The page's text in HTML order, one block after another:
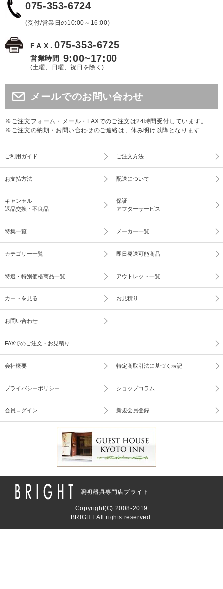
075-353-6724
(受付/営業日の10:00～16:00)
FAX.075-353-6725
営業時間 9:00~17:00
(土曜、日曜、祝日を除く)
メールでのお問い合わせ
※ご注文フォーム・メール・FAXでのご注文は24時間受付しています。
※ご注文の納期・お問い合わせのご連絡は、休み明け以降となります
ご利用ガイド ご注文方法
お支払方法 配送について
キャンセル
返品交換・不良品
保証
アフターサービス
特集一覧 メーカー一覧
カテゴリー一覧 即日発送可能商品
特選・特別価格商品一覧 アウトレット一覧
カートを見る お見積り
お問い合わせ
FAXでのご注文・お見積り
会社概要 特定商取引法に基づく表記
プライバシーポリシー ショップコラム
会員ログイン 新規会員登録
照明器具専門店ブライト
Copyright(C) 2008-2019
BRIGHT All rights reserved.